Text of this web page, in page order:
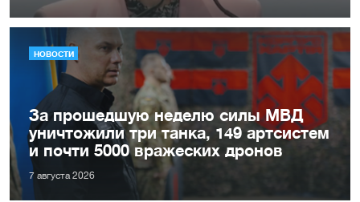
НОВОСТИ
За прошедшую неделю силы МВД
уничтожили три танка, 149 артсистем
и почти 5000 вражеских дронов
7 августа 2026